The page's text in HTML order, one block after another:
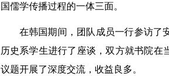
国儒学传播过程的一体三面。
在韩国期间，团队成员一行参访了
历史系学生进行了座谈，双方就书院
议题开展了深度交流，收益良多。